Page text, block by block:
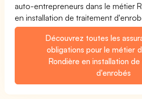
auto-entrepreneurs dans le métier
en installation de traitement
Découvrez toutes les
obligations pour le métier
Rondière en installation
d'enrobés